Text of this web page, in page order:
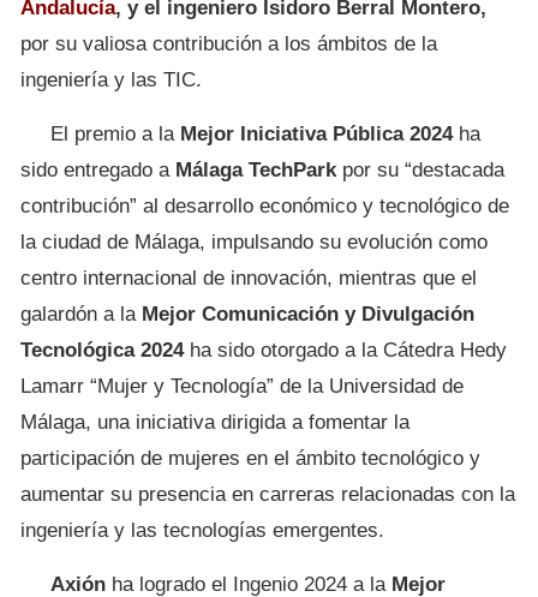
Andalucía, y el ingeniero Isidoro Berral Montero,
por su valiosa contribución a los ámbitos de la
ingeniería y las TIC.
El premio a la Mejor Iniciativa Pública 2024ha
sido entregado a Málaga TechParkpor su “destacada
contribución” al desarrollo económico y tecnológico de
la ciudad de Málaga, impulsando su evolución como
centro internacional de innovación, mientras que el
galardón a la Mejor Comunicación y Divulgación
Tecnológica 2024ha sido otorgado a la Cátedra Hedy
Lamarr “Mujer y Tecnología” de la Universidad de
Málaga, una iniciativa dirigida a fomentar la
participación de mujeres en el ámbito tecnológico y
aumentar su presencia en carreras relacionadas con la
ingeniería y las tecnologías emergentes.
Axión ha logrado el Ingenio 2024 a la Mejor